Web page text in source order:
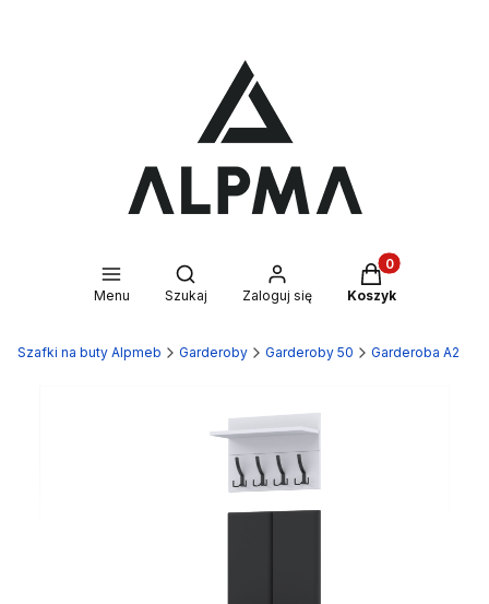
Menu
Otwórz wyszukiwarkę
Szukaj Zaloguj się
Produkty w
Koszyk
Szafki na buty Alpmeb Garderoby Garderoby 50 Garderoba A2